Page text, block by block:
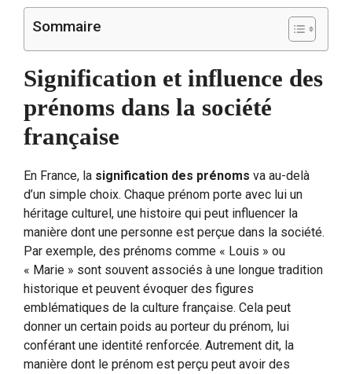
Sommaire
Signification et influence des
prénoms dans la société
française
En France, la signification des prénoms va au-delà
d’un simple choix. Chaque prénom porte avec lui un
héritage culturel, une histoire qui peut influencer la
manière dont une personne est perçue dans la société.
Par exemple, des prénoms comme « Louis » ou
« Marie » sont souvent associés à une longue tradition
historique et peuvent évoquer des figures
emblématiques de la culture française. Cela peut
donner un certain poids au porteur du prénom, lui
conférant une identité renforcée. Autrement dit, la
manière dont le prénom est perçu peut avoir des